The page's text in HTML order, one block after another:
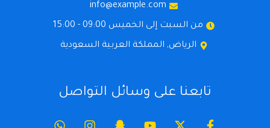
info@example.com
من السبت إلى الخميس 09:00 - 15:00
الرياض, المملكة العربية السعودية
تابعنا على وسائل التواصل